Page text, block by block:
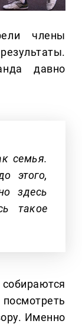
члены
давно
семья.
этого,
здесь
такое
Именно